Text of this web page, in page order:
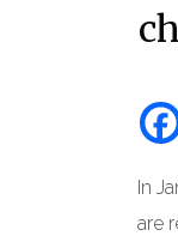
In
are